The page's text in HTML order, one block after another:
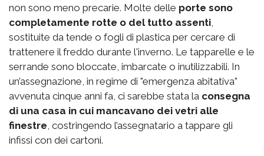
non sono meno precarie. Molte delle porte sono
completamente rotte o del tutto assenti,
sostituite da tende o fogli di plastica per cercare di
trattenere il freddo durante l'inverno. Le tapparelle e le
serrande sono bloccate, imbarcate o inutilizzabili. In
un’assegnazione, in regime di "emergenza abitativa"
avvenuta cinque anni fa, ci sarebbe stata la consegna
di una casa in cui mancavano dei vetri alle
finestre, costringendo l’assegnatario a tappare gli
infissi con dei cartoni.